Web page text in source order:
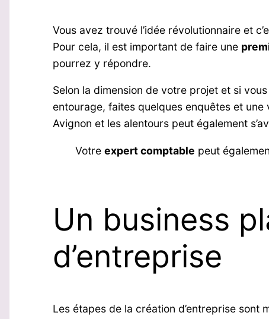
Vous avez trouvé l’idée révolutionnaire et
Pour cela, il est important de faire une
pourrez y répondre.
Selon la dimension de votre projet et si
entourage, faites quelques enquêtes et
Avignon et les alentours peut également
Votreexpert comptable peut
Un business
d’entreprise
Les étapes de la création d’entreprise sont